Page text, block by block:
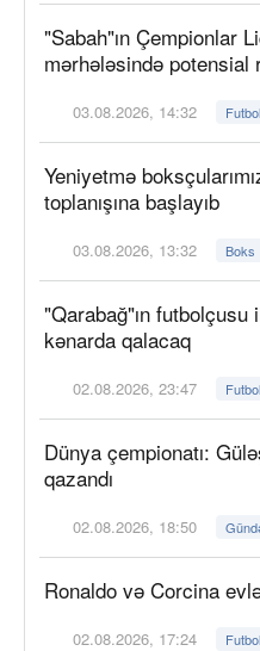
"Sabah"ın Çempionlar
mərhələsində
03.08.2026, 14:32 Futbol
Yeniyetmə
toplanışına başlayıb
03.08.2026, 13:32 Boks
"Qarabağ"ın
kənarda qalacaq
02.08.2026, 23:47 Futbol
Dünya çempionatı:
qazandı
02.08.2026, 18:50
Ronaldo və Corcina
02.08.2026, 17:24 Futbol